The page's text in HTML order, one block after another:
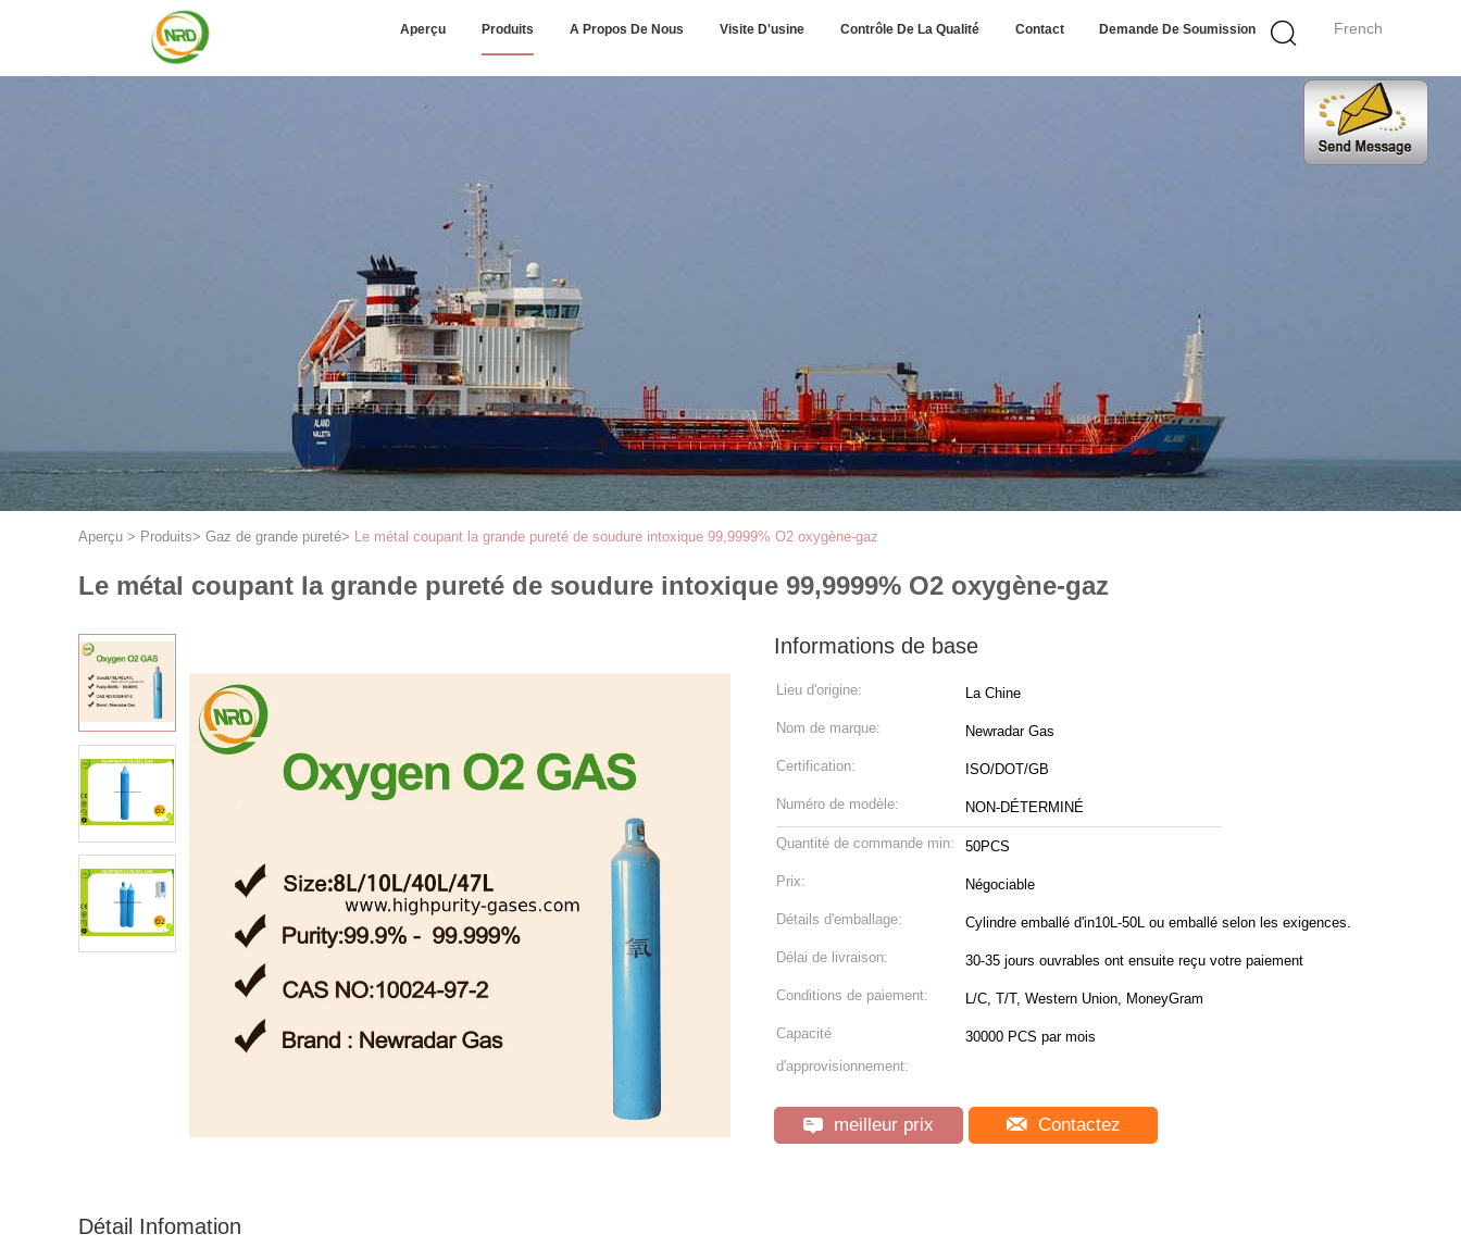
French
Aperçu Produits A Propos De Nous Visite D'usine Contrôle De La Qualité Contact Demande De Soumission
Aperçu > Produits> Gaz de grande pureté> Le métal coupant la grande pureté de soudure intoxique 99,9999% O2 oxygène-gaz
Le métal coupant la grande pureté de soudure intoxique 99,9999% O2 oxygène-gaz
Informations de base
Lieu d'origine: La Chine
Nom de marque: Newradar Gas
Certification: ISO/DOT/GB
Numéro de modèle: NON-DÉTERMINÉ
Quantité de commande min: 50PCS
Prix: Négociable
Détails d'emballage: Cylindre emballé d'in10L-50L ou emballé selon les exigences.
Délai de livraison: 30-35 jours ouvrables ont ensuite reçu votre paiement
Conditions de paiement: L/C, T/T, Western Union, MoneyGram
Capacité
d'approvisionnement:
30000 PCS par mois
meilleur prix Contactez
Détail Infomation